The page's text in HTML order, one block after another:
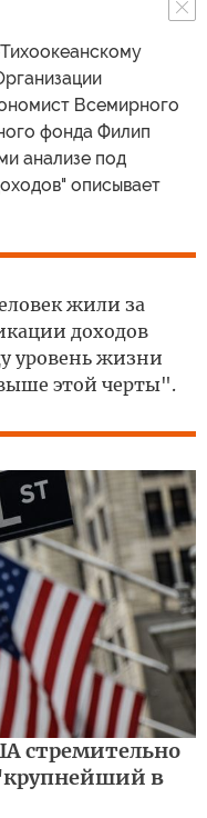
Всемирного
фонда Филип
анализе под
описывает
жили за
доходов
уровень жизни
этой черты".
стремительно
"крупнейший в